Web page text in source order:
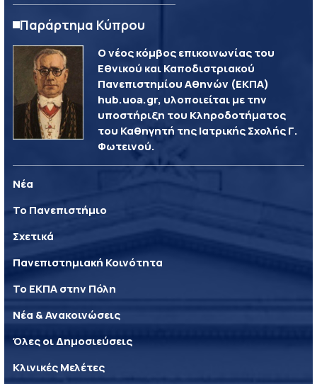
Παράρτημα Κύπρου
Ο νέος κόμβος επικοινωνίας του
Εθνικού και Καποδιστριακού
Πανεπιστημίου Αθηνών (ΕΚΠΑ)
hub.uoa.gr, υλοποιείται με την
υποστήριξη του Κληροδοτήματος
του Καθηγητή της Ιατρικής Σχολής Γ.
Φωτεινού.
Νέα
Το Πανεπιστήμιο
Σχετικά
Πανεπιστημιακή Κοινότητα
Το ΕΚΠΑ στην Πόλη
Νέα & Ανακοινώσεις
Όλες οι Δημοσιεύσεις
Κλινικές Μελέτες